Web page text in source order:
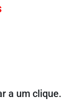
a um clique.